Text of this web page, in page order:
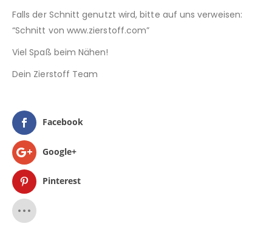
Falls der Schnitt genutzt wird, bitte auf uns verweisen:
“Schnitt von www.zierstoff.com”
Viel Spaß beim Nähen!
Dein Zierstoff Team
Facebook
Google+
Pinterest